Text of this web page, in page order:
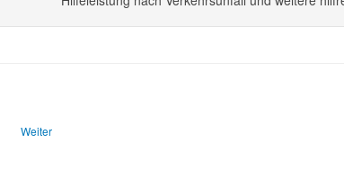
Beitrag: Feuerwehrhaus
Nächster Beitrag: Fahrzeuge
Weiter